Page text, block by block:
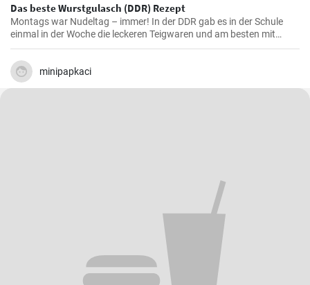
Das beste Wurstgulasch (DDR) Rezept
Montags war Nudeltag – immer! In der DDR gab es in der Schule
einmal in der Woche die leckeren Teigwaren und am besten mit
Wurstgulasch .Das Gulasch mit Paprika und Würstchen ist sehr
sättigend und lecker auch als Familienessen - ausprobieren lohnt .
minipapkaci